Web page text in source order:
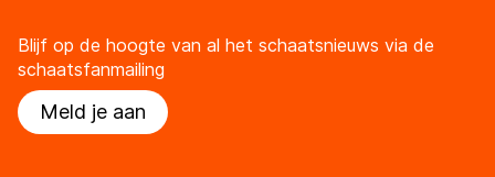
Blijf op de hoogte van al het schaatsnieuws via de
schaatsfanmailing
Meld je aan